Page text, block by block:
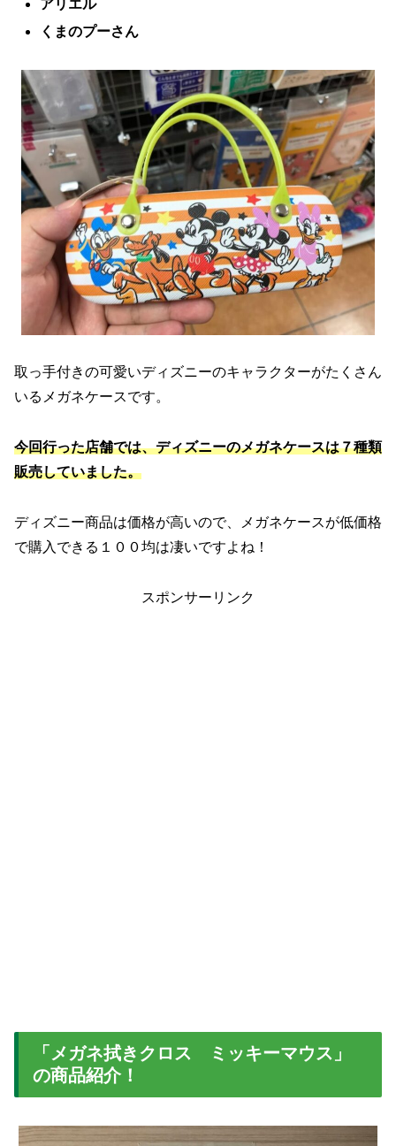
アリエル
くまのプーさん
取っ手付きの可愛いディズニーのキャラクターがたくさん
いるメガネケースです。
今回行った店舗では、ディズニーのメガネケースは７種類
販売していました。
ディズニー商品は価格が高いので、メガネケースが低価格
で購入できる１００均は凄いですよね！
スポンサーリンク
「メガネ拭きクロス ミッキーマウス」
の商品紹介！